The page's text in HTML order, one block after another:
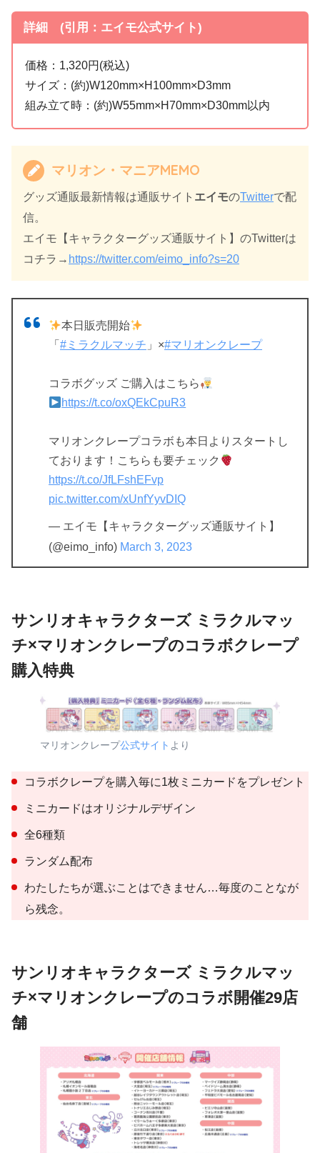
詳細 (引用：エイモ公式サイト)
価格：1,320円(税込)
サイズ：(約)W120mm×H100mm×D3mm
組み立て時：(約)W55mm×H70mm×D30mm以内
マリオン・マニアMEMO
グッズ通販最新情報は通販サイト エイモのTwitterで配
信。
エイモ【キャラクターグッズ通販サイト】のTwitterは
コチラ→ https://twitter.com/eimo_info?s=20
本日販売開始
「 #ミラクルマッチ 」×#マリオンクレープ
コラボグッズ ご購入はこちら
https://t.co/oxQEkCpuR3
マリオンクレープコラボも本日よりスタートし
ております！こちらも要チェック
https://t.co/JfLFshEFvp
pic.twitter.com/xUnfYyvDIQ
— エイモ【キャラクターグッズ通販サイト】
(@eimo_info) March 3, 2023
サンリオキャラクターズ ミラクルマッ
チ×マリオンクレープのコラボクレープ
購入特典
マリオンクレープ公式サイト より
コラボクレープを購入毎に1枚ミニカードをプレゼント
ミニカードはオリジナルデザイン
全6種類
ランダム配布
わたしたちが選ぶことはできません…毎度のことなが
ら残念。
サンリオキャラクターズ ミラクルマッ
チ×マリオンクレープのコラボ開催29店
舗